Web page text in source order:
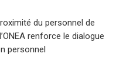
du personnel de
renforce le dialogue
personnel